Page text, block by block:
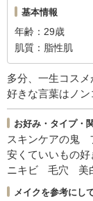
基本情報
年齢 29歳
肌質
脂性肌
多分、一生コスメ
好きな言葉はノン
お好み・タイプ・
スキンケアの鬼
安くていいもの好
ニキビ
毛穴 美
メイクを参考にし